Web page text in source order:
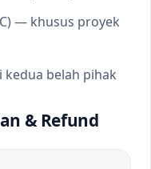
— khusus proyek
belah pihak
& Refund